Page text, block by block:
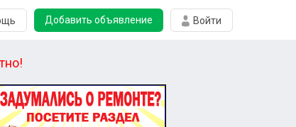
Добавить объявление Войти